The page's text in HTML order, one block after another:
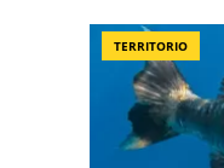
TERRITORIO